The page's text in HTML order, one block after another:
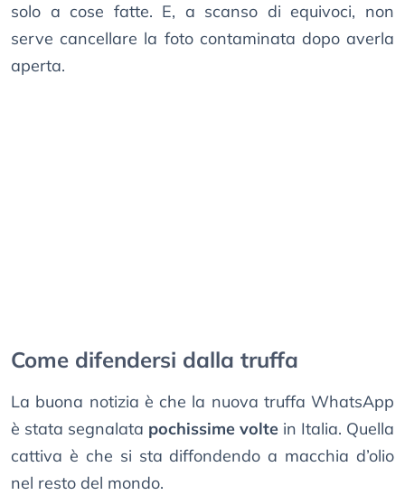
solo a cose fatte. E, a scanso di equivoci, non
serve cancellare la foto contaminata dopo averla
aperta.
Come difendersi dalla truffa
La buona notizia è che la nuova truffa WhatsApp
è stata segnalata pochissime volte in Italia. Quella
cattiva è che si sta diffondendo a macchia d’olio
nel resto del mondo.